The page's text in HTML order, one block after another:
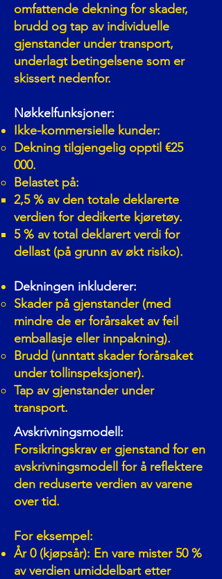
omfattende dekning for skader,
brudd og tap av individuelle
gjenstander under transport,
underlagt betingelsene som er
skissert nedenfor.
Nøkkelfunksjoner:
Ikke-kommersielle kunder:
Dekning tilgjengelig opptil €25
000.
Belastet på:
2,5 % av den totale deklarerte
verdien for dedikerte kjøretøy.
5 % av total deklarert verdi for
dellast (på grunn av økt risiko).
Dekningen inkluderer:
Skader på gjenstander (med
mindre de er forårsaket av feil
emballasje eller innpakning).
Brudd (unntatt skader forårsaket
under tollinspeksjoner).
Tap av gjenstander under
transport.
Avskrivningsmodell:
Forsikringskrav er gjenstand for en
avskrivningsmodell for å reflektere
den reduserte verdien av varene
over tid.
For eksempel:
År 0 (kjøpsår): En vare mister 50 %
av verdien umiddelbart etter